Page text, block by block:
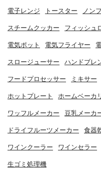
電子レンジ トースター ノン
スチームクッカー フィッシュ
電気ポット 電気フライヤー
スロージューサー ハンドブレ
フードプロセッサー ミキサー
ホットプレート ホームベーカ
ワッフルメーカー 豆乳メーカ
ドライフルーツメーカー 食器
ワインクーラー ワインセラー
生ゴミ処理機